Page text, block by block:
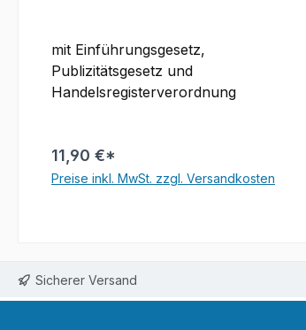
mit Einführungsgesetz,
Publizitätsgesetz und
Handelsregisterverordnung
11,90 €*
Preise inkl. MwSt. zzgl. Versandkosten
Sicherer Versand